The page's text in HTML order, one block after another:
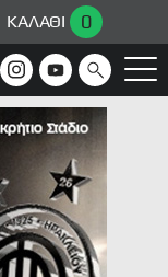
ΚΑΛΑΘΙ 0